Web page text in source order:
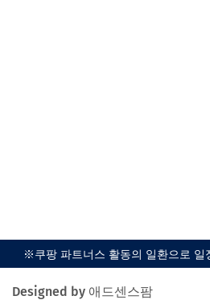
※쿠팡 파트너스 활동의 일환으로 일
Designed by 애드센스팜